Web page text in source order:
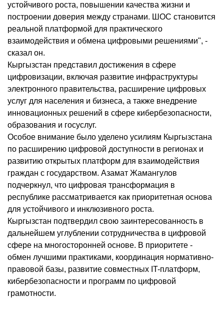
устойчивого роста, повышении качества жизни и
построении доверия между странами. ШОС становится
реальной платформой для практического
взаимодействия и обмена цифровыми решениями", -
сказал он.
Кыргызстан представил достижения в сфере
цифровизации, включая развитие инфраструктуры
электронного правительства, расширение цифровых
услуг для населения и бизнеса, а также внедрение
инновационных решений в сфере кибербезопасности,
образования и госуслуг.
Особое внимание было уделено усилиям Кыргызстана
по расширению цифровой доступности в регионах и
развитию открытых платформ для взаимодействия
граждан с государством. Азамат Жамангулов
подчеркнул, что цифровая трансформация в
республике рассматривается как приоритетная основа
для устойчивого и инклюзивного роста.
Кыргызстан подтвердил свою заинтересованность в
дальнейшем углублении сотрудничества в цифровой
сфере на многосторонней основе. В приоритете -
обмен лучшими практиками, координация нормативно-
правовой базы, развитие совместных IT-платформ,
кибербезопасности и программ по цифровой
грамотности.